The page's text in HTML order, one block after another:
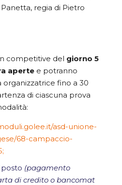
regia di Pietro
competitive del giorno 5
apertee potranno
fino a 30
di ciascuna prova
asd-unione-
68-campaccio-
posto (pagamento
di credito o bancomat